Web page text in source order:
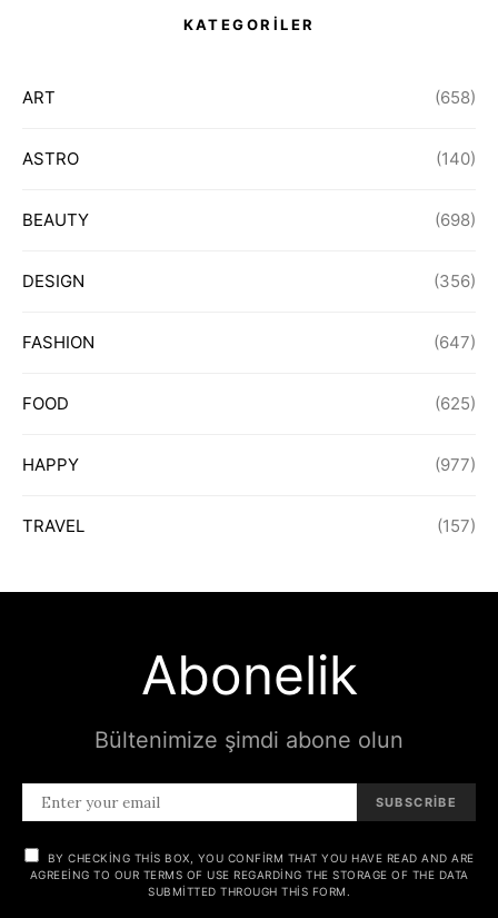
KATEGORİLER
ART (658)
ASTRO (140)
BEAUTY (698)
DESIGN (356)
FASHION (647)
FOOD (625)
HAPPY (977)
TRAVEL (157)
Abonelik
Bültenimize şimdi abone olun
SUBSCRIBE
BY CHECKING THIS BOX, YOU CONFIRM THAT YOU HAVE READ AND ARE
AGREEING TO OUR TERMS OF USE REGARDING THE STORAGE OF THE DATA
SUBMITTED THROUGH THIS FORM.